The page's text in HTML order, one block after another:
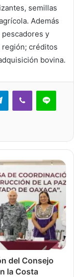
semillas
Además
y
región; créditos
bovina.
TelegramViber Line
del Consejo
la Costa